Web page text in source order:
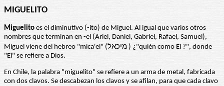
MIGUELITO
Miguelito es el diminutivo (-ito) de Miguel. Al igual que varios otros
nombres que terminan en -el (Ariel, Daniel, Gabriel, Rafael, Samuel),
Miguel viene del hebreo "mica'el" (מיכאל ) ¿"quién como El ?", donde
"El" se refiere a Dios.
En Chile, la palabra "miguelito" se refiere a un arma de metal, fabricada
con dos clavos. Se descabezan los clavos y se afilan, para que cada clavo